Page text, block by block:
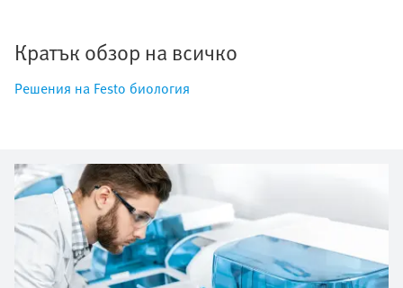
Кратък обзор на всичко
Решения на Festo биология